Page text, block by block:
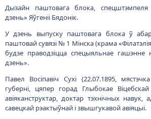
Дызайн паштовага блока,
дзень» Яўгеніі Бядонік.
У дзень выпуску паштовага блока ў
паштовай сувязі № 1 Мінска (крама
будзе праводзіцца спецыяльнае
дзень».
Павел Восіпавіч Сухі (22.07.1895,
губерні, цяпер горад Глыбокае
авіяканструктар, доктар тэхнічных навук,
савецкай рэактыўнай і звышгукавой авіяцыі.